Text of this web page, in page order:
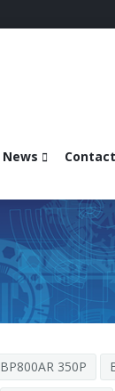
News
BP800AR 350P